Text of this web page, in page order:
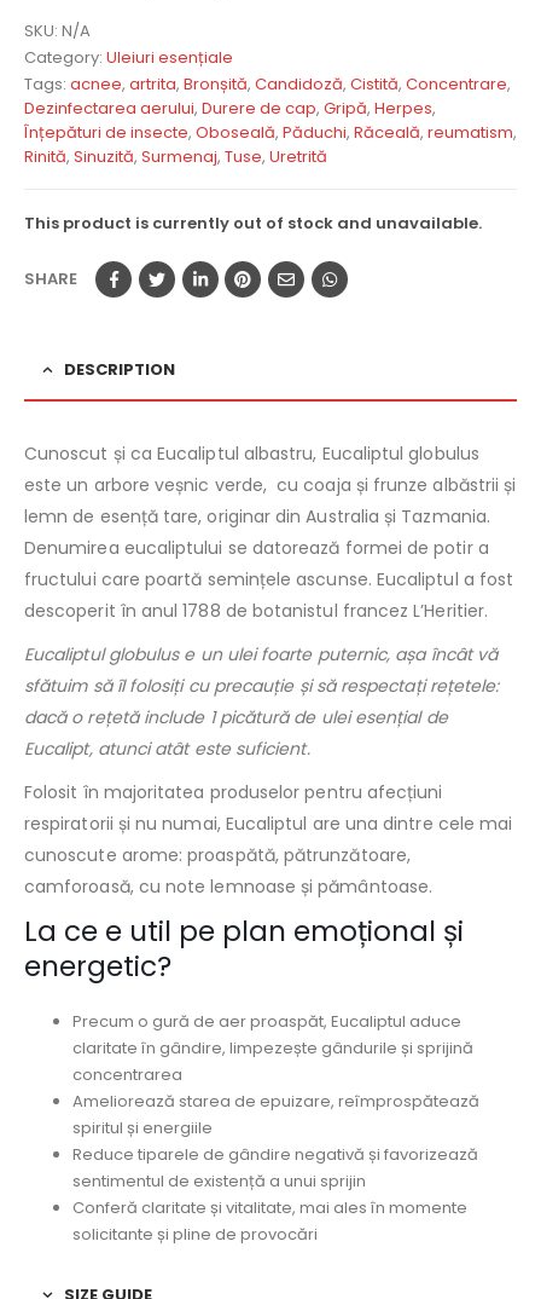
SKU: N/A
Category: Uleiuri esențiale
Tags: acnee, artrita, Bronșită, Candidoză, Cistită, Concentrare,
Dezinfectarea aerului, Durere de cap, Gripă, Herpes,
Înțepături de insecte, Oboseală, Păduchi, Răceală, reumatism,
Rinită, Sinuzită, Surmenaj, Tuse, Uretrită
This product is currently out of stock and unavailable.
SHARE
DESCRIPTION
Cunoscut și ca Eucaliptul albastru, Eucaliptul globulus
este un arbore veșnic verde, cu coaja și frunze albăstrii și
lemn de esență tare, originar din Australia și Tazmania.
Denumirea eucaliptului se datorează formei de potir a
fructului care poartă semințele ascunse. Eucaliptul a fost
descoperit în anul 1788 de botanistul francez L’Heritier.
Eucaliptul globulus e un ulei foarte puternic, așa încât vă
sfătuim să îl folosiți cu precauție și să respectați rețetele:
dacă o rețetă include 1 picătură de ulei esențial de
Eucalipt, atunci atât este suficient.
Folosit în majoritatea produselor pentru afecțiuni
respiratorii și nu numai, Eucaliptul are una dintre cele mai
cunoscute arome: proaspătă, pătrunzătoare,
camforoasă, cu note lemnoase și pământoase.
La ce e util pe plan emoțional și
energetic?
Precum o gură de aer proaspăt, Eucaliptul aduce
claritate în gândire, limpezește gândurile și sprijină
concentrarea
Ameliorează starea de epuizare, reîmprospătează
spiritul și energiile
Reduce tiparele de gândire negativă și favorizează
sentimentul de existență a unui sprijin
Conferă claritate și vitalitate, mai ales în momente
solicitante și pline de provocări
SIZE GUIDE